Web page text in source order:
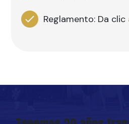
Reglamento: Da clic